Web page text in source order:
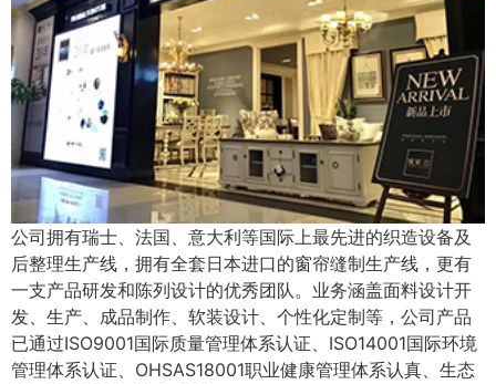
公司拥有瑞士、法国、意大利等国际上最先进的织造设备及
后整理生产线，拥有全套日本进口的窗帘缝制生产线，更有
一支产品研发和陈列设计的优秀团队。业务涵盖面料设计开
发、生产、成品制作、软装设计、个性化定制等，公司产品
已通过ISO9001国际质量管理体系认证、ISO14001国际环境
管理体系认证、OHSAS18001职业健康管理体系认真、生态